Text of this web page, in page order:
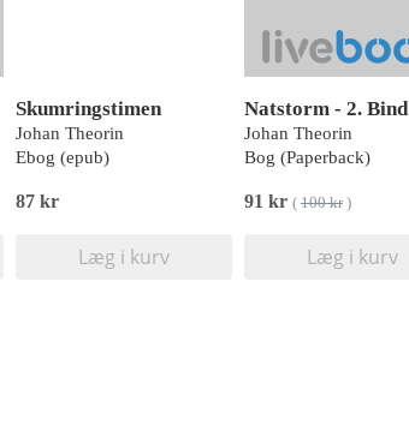
Skumringstimen
Johan Theorin
Ebog (epub)
87 kr
Læg i kurv
Natstorm - 2. Bind
Johan Theorin
Bog (Paperback)
91 kr ( 100 kr)
Læg i kurv